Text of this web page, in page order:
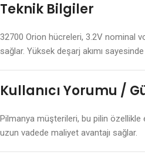
Teknik Bilgiler
32700 Orion hücreleri, 3.2V nominal
sağlar. Yüksek deşarj akımı
Kullanıcı Yorumu /
Pilmanya müşterileri, bu pilin
uzun vadede maliyet avantajı sağlar.